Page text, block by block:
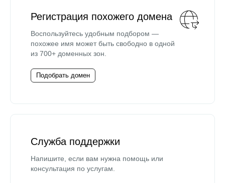
Регистрация похожего домена
Воспользуйтесь удобным подбором —
похожее имя может быть свободно в одной
из 700+ доменных зон.
Подобрать домен
Служба поддержки
Напишите, если вам нужна помощь или
консультация по услугам.